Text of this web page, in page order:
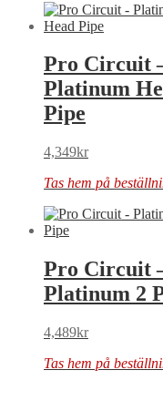
Pro Circuit
Platinum
Pipe
4,349kr
Tas hem på
Pro Circuit
Platinum 2
4,489kr
Tas hem på